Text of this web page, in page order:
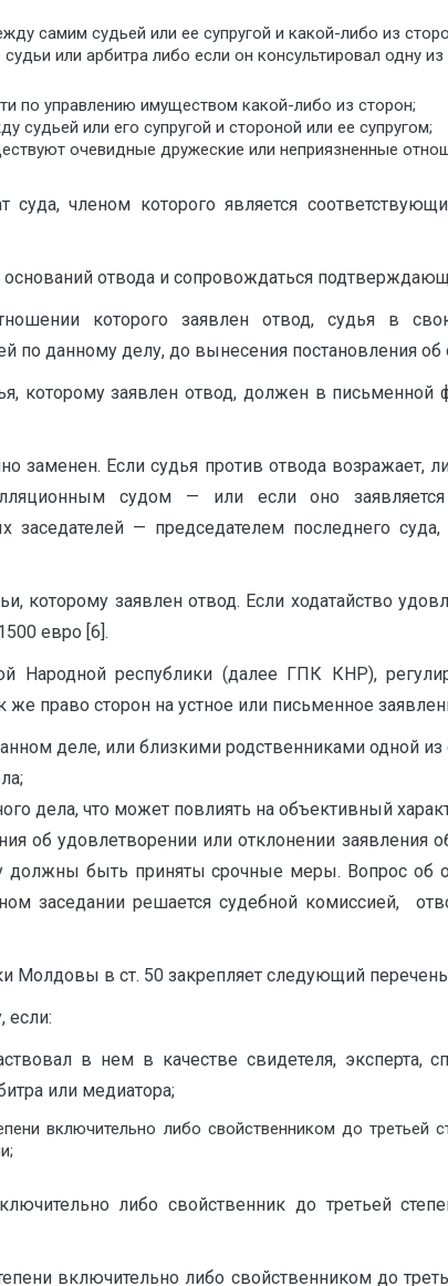
самим судьей или ее супругой и какой-либо из
или арбитра либо если он консультировал одну из
по управлению имуществом какой-либо из сторон;
или его супругой и стороной или ее супругом;
очевидные дружеские или неприязненные
суда, членом которого является
отвода и сопровождаться
которого заявлен отвод, судья в
по данному делу, до вынесения постановления об
которому заявлен отвод, должен в
заменен. Если судья против отвода возражает,
судом — или если оно
заседателей — председателем последнего
которому заявлен отвод. Если ходатайство
евро [6].
Народной республики (далее ГПК КНР),
же право сторон на устное или письменное
деле, или близкими родственниками одной из
дела, что может повлиять на объективный
удовлетворении или отклонении заявления об
должны быть приняты срочные меры. Вопрос об
заседании решается судебной комиссией,
Молдовы в ст. 50 закрепляет следующий
если:
в нем в качестве свидетеля, эксперта,
или медиатора;
включительно либо свойственником до третьей
либо свойственник до третьей
включительно либо свойственником до